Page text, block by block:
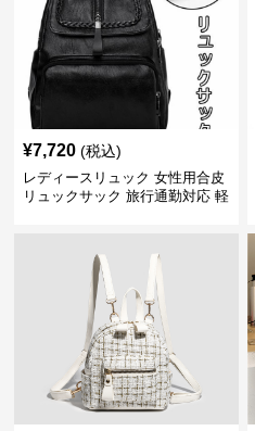
¥7,720 (税込)
レディースリュック 女性用合皮
リュックサック 旅行通勤対応 軽